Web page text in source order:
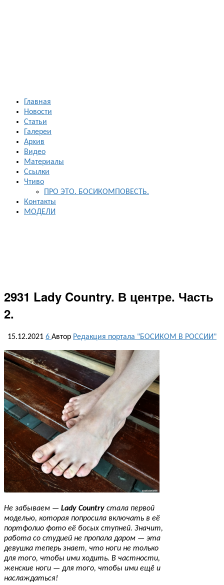
Главная
Новости
Статьи
Галереи
Архив
Видео
Материалы
Ссылки
Чтиво
ПРО ЭТО. БОСИКОМПОВЕСТЬ.
Контакты
МОДЕЛИ
2931 Lady Country. В центре. Часть
2.
15.12.2021 6 Автор Редакция портала "БОСИКОМ В РОССИИ"
Не забываем — Lady Country стала первой
моделью, которая попросила включать в её
портфолио фото её босых ступней. Значит,
работа со студией не пропала даром — эта
девушка теперь знает, что ноги не только
для того, чтобы ими ходить. В частности,
женские ноги — для того, чтобы ими ещё и
наслаждаться!